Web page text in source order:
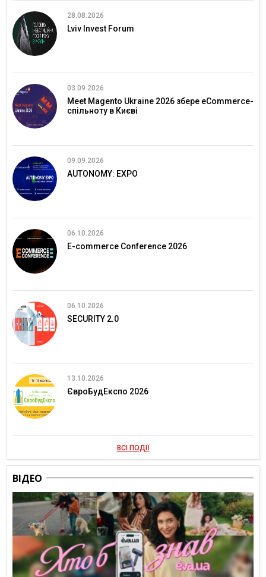
28.08.2026
Lviv Invest Forum
03.09.2026
Meet Magento Ukraine 2026 збере eCommerce-
спільноту в Києві
09.09.2026
AUTONOMY: EXPO
06.10.2026
E-commerce Conference 2026
06.10.2026
SECURITY 2.0
13.10.2026
ЄвроБудЕкспо 2026
ВСІ ПОДІЇ
ВІДЕО